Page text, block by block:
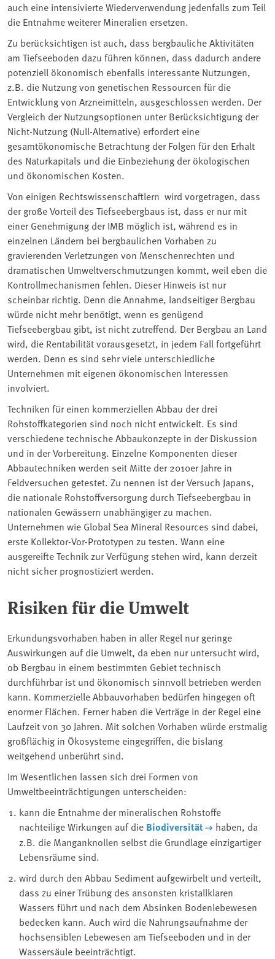
auch eine intensivierte Wiederverwendung jedenfalls zum Teil
die Entnahme weiterer Mineralien ersetzen.
Zu berücksichtigen ist auch, dass bergbauliche Aktivitäten
am Tiefseeboden dazu führen können, dass dadurch andere
potenziell ökonomisch ebenfalls interessante Nutzungen,
z.B. die Nutzung von genetischen Ressourcen für die
Entwicklung von Arzneimitteln, ausgeschlossen werden. Der
Vergleich der Nutzungsoptionen unter Berücksichtigung der
Nicht-Nutzung (Null-Alternative) erfordert eine
gesamtökonomische Betrachtung der Folgen für den Erhalt
des Naturkapitals und die Einbeziehung der ökologischen
und ökonomischen Kosten.
Von einigen Rechtswissenschaftlern wird vorgetragen, dass
der große Vorteil des Tiefseebergbaus ist, dass er nur mit
einer Genehmigung der IMB möglich ist, während es in
einzelnen Ländern bei bergbaulichen Vorhaben zu
gravierenden Verletzungen von Menschenrechten und
dramatischen Umweltverschmutzungen kommt, weil eben die
Kontrollmechanismen fehlen. Dieser Hinweis ist nur
scheinbar richtig. Denn die Annahme, landseitiger Bergbau
würde nicht mehr benötigt, wenn es genügend
Tiefseebergbau gibt, ist nicht zutreffend. Der Bergbau an Land
wird, die Rentabilität vorausgesetzt, in jedem Fall fortgeführt
werden. Denn es sind sehr viele unterschiedliche
Unternehmen mit eigenen ökonomischen Interessen
involviert.
Techniken für einen kommerziellen Abbau der drei
Rohstoffkategorien sind noch nicht entwickelt. Es sind
verschiedene technische Abbaukonzepte in der Diskussion
und in der Vorbereitung. Einzelne Komponenten dieser
Abbautechniken werden seit Mitte der 2010er Jahre in
Feldversuchen getestet. Zu nennen ist der Versuch Japans,
die nationale Rohstoffversorgung durch Tiefseebergbau in
nationalen Gewässern unabhängiger zu machen.
Unternehmen wie Global Sea Mineral Resources sind dabei,
erste Kollektor-Vor-Prototypen zu testen. Wann eine
ausgereifte Technik zur Verfügung stehen wird, kann derzeit
nicht sicher prognostiziert werden.
Risiken für die Umwelt
Erkundungsvorhaben haben in aller Regel nur geringe
Auswirkungen auf die Umwelt, da eben nur untersucht wird,
ob Bergbau in einem bestimmten Gebiet technisch
durchführbar ist und ökonomisch sinnvoll betrieben werden
kann. Kommerzielle Abbauvorhaben bedürfen hingegen oft
enormer Flächen. Ferner haben die Verträge in der Regel eine
Laufzeit von 30 Jahren. Mit solchen Vorhaben würde erstmalig
großflächig in Ökosysteme eingegriffen, die bislang
weitgehend unberührt sind.
Im Wesentlichen lassen sich drei Formen von
Umweltbeeinträchtigungen unterscheiden:
kann die Entnahme der mineralischen Rohstoffe
nachteilige Wirkungen auf die ⁠ Biodiversität
⁠ haben, da
z.B. die Manganknollen selbst die Grundlage einzigartiger
Lebensräume sind.
wird durch den Abbau Sediment aufgewirbelt und verteilt,
dass zu einer Trübung des ansonsten kristallklaren
Wassers führt und nach dem Absinken Bodenlebewesen
bedecken kann. Auch wird die Nahrungsaufnahme der
hochsensiblen Lebewesen am Tiefseeboden und in der
Wassersäule beeinträchtigt.